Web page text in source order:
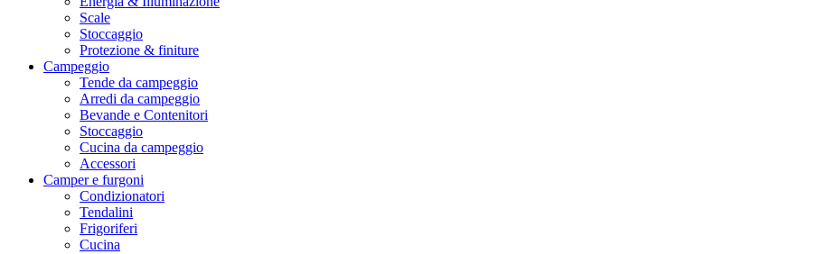
Scale
Stoccaggio
Protezione & finiture
Campeggio
Tende da campeggio
Arredi da campeggio
Bevande e Contenitori
Stoccaggio
Cucina da campeggio
Accessori
Camper e furgoni
Condizionatori
Tendalini
Frigoriferi
Cucina